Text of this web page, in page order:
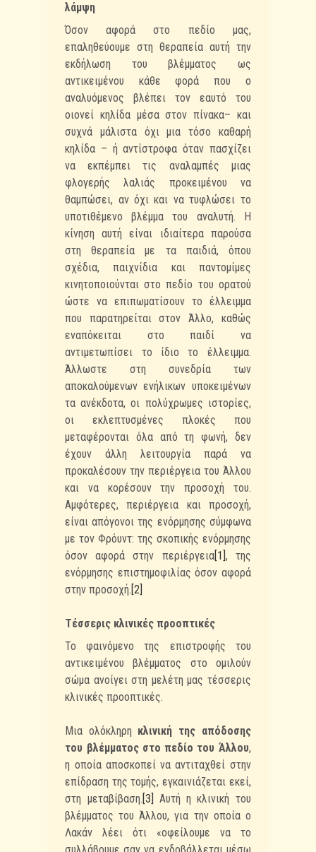
λάμψη
Όσον αφορά στο πεδίο μας,
επαληθεύουμε στη θεραπεία αυτή την
εκδήλωση του βλέμματος ως
αντικειμένου κάθε φορά που ο
αναλυόμενος βλέπει τον εαυτό του
οιονεί κηλίδα μέσα στον πίνακα– και
συχνά μάλιστα όχι μια τόσο καθαρή
κηλίδα – ή αντίστροφα όταν πασχίζει
να εκπέμπει τις αναλαμπές μιας
φλογερής λαλιάς προκειμένου να
θαμπώσει, αν όχι και να τυφλώσει το
υποτιθέμενο βλέμμα του αναλυτή. Η
κίνηση αυτή είναι ιδιαίτερα παρούσα
στη θεραπεία με τα παιδιά, όπου
σχέδια, παιχνίδια και παντομίμες
κινητοποιούνται στο πεδίο του ορατού
ώστε να επιπωματίσουν το έλλειμμα
που παρατηρείται στον Άλλο, καθώς
εναπόκειται στο παιδί να
αντιμετωπίσει το ίδιο το έλλειμμα.
Άλλωστε στη συνεδρία των
αποκαλούμενων ενήλικων υποκειμένων
τα ανέκδοτα, οι πολύχρωμες ιστορίες,
οι εκλεπτυσμένες πλοκές που
μεταφέρονται όλα από τη φωνή, δεν
έχουν άλλη λειτουργία παρά να
προκαλέσουν την περιέργεια του Άλλου
και να κορέσουν την προσοχή του.
Αμφότερες, περιέργεια και προσοχή,
είναι απόγονοι της ενόρμησης σύμφωνα
με τον Φρόυντ: της σκοπικής ενόρμησης
όσον αφορά στην περιέργεια[1], της
ενόρμησης επιστημοφιλίας όσον αφορά
στην προσοχή.[2]
Τέσσερις κλινικές προοπτικές
Το φαινόμενο της επιστροφής του
αντικειμένου βλέμματος στο ομιλούν
σώμα ανοίγει στη μελέτη μας τέσσερις
κλινικές προοπτικές.
Μια ολόκληρη κλινική της απόδοσης
του βλέμματος στο πεδίο του Άλλου,
η οποία αποσκοπεί να αντιταχθεί στην
επίδραση της τομής, εγκαινιάζεται εκεί,
στη μεταβίβαση.[3] Αυτή η κλινική του
βλέμματος του Άλλου, για την οποία ο
Λακάν λέει ότι «οφείλουμε να το